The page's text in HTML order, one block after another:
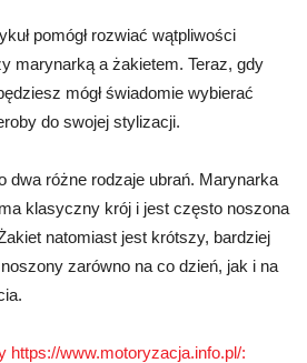
pomógł rozwiać wątpliwości
marynarką a żakietem. Teraz, gdy
mógł świadomie wybierać
do swojej stylizacji.
dwa różne rodzaje ubrań. Marynarka
klasyczny krój i jest często noszona
natomiast jest krótszy, bardziej
zarówno na co dzień, jak i na
https://www.motoryzacja.info.pl/: